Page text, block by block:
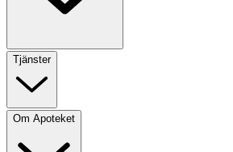
Tjänster
Om Apoteket